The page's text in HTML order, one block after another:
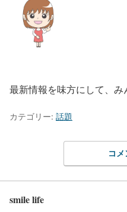
最新情報を味方にして、み
カテゴリー: 話題
コ
smile life